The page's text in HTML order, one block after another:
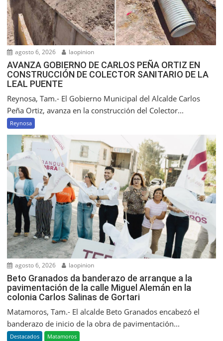
agosto 6, 2026 laopinion
AVANZA GOBIERNO DE CARLOS PEÑA ORTIZ EN
CONSTRUCCIÓN DE COLECTOR SANITARIO DE LA
LEAL PUENTE
Reynosa, Tam.- El Gobierno Municipal del Alcalde Carlos
Peña Ortiz, avanza en la construcción del Colector...
Reynosa
agosto 6, 2026 laopinion
Beto Granados da banderazo de arranque a la
pavimentación de la calle Miguel Alemán en la
colonia Carlos Salinas de Gortari
Matamoros, Tam.- El alcalde Beto Granados encabezó el
banderazo de inicio de la obra de pavimentación...
Destacados Matamoros